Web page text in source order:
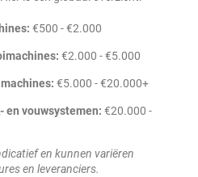
€500 - €2.000
€2.000 - €5.000
€5.000 - €20.000+
en vouwsystemen: €20.000 -
en kunnen variëren
en leveranciers.